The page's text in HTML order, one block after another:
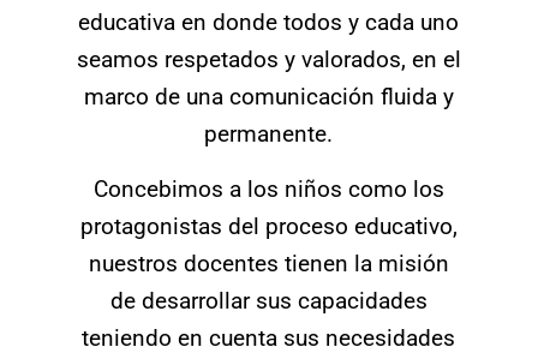
educativa en donde todos y cada uno
seamos respetados y valorados, en el
marco de una comunicación fluida y
permanente.
Concebimos a los niños como los
protagonistas del proceso educativo,
nuestros docentes tienen la misión
de desarrollar sus capacidades
teniendo en cuenta sus necesidades